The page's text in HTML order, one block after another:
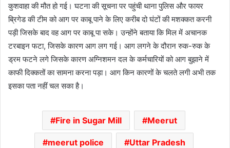
कुशवाहा की मौत हो गई। घटना की सूचना पर पहुंची थाना पुलिस और फायर
ब्रिगेड की टीम को आग पर काबू पाने के लिए करीब दो घंटों की मशक्कत करनी
पड़ी जिसके बाद वह आग पर काबू पा सके। उन्होंने बताया कि मिल में अचानक
टरबाइन फटा, जिसके कारण आग लग गई। आग लगने के दौरान रुक-रुक के
ड्रम फटने लगे जिसके कारण अग्निशमन दल के कर्मचारियों को आग बुझाने में
काफी दिक्कतों का सामना करना पड़ा। आग किन कारणों के चलते लगी अभी तक
इसका पता नहीं चल सका है।
Fire in Sugar Mill Meerut
meerut police Uttar Pradesh